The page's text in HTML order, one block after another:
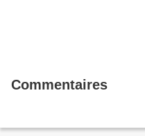
Commentaires